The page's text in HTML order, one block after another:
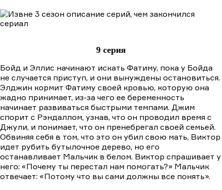
9 серия
Бойд и Эллис начинают искать Фатиму, пока у Бойда
не случается приступ, и они вынуждены остановиться.
Элджин кормит Фатиму своей кровью, которую она
жадно принимает, из-за чего ее беременность
начинает развиваться быстрыми темпами. Джим
спорит с Рэндаллом, узнав, что он проводил время с
Джули, и понимает, что он пренебрегал своей семьей.
Обвиняя себя в том, что это он убил свою мать, Виктор
идет рубить бутылочное дерево, но его
останавливает Мальчик в белом. Виктор спрашивает у
него: «Почему ты перестал нам помогать?» Мальчик
отвечает: «Потому что вы сами должны все понять».